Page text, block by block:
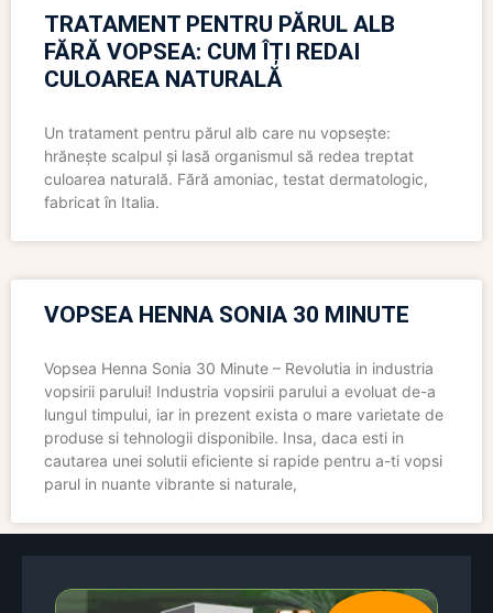
TRATAMENT PENTRU PĂRUL ALB
FĂRĂ VOPSEA: CUM ÎȚI REDAI
CULOAREA NATURALĂ
Un tratament pentru părul alb care nu vopsește:
hrănește scalpul și lasă organismul să redea treptat
culoarea naturală. Fără amoniac, testat dermatologic,
fabricat în Italia.
VOPSEA HENNA SONIA 30 MINUTE
Vopsea Henna Sonia 30 Minute – Revolutia in industria
vopsirii parului! Industria vopsirii parului a evoluat de-a
lungul timpului, iar in prezent exista o mare varietate de
produse si tehnologii disponibile. Insa, daca esti in
cautarea unei solutii eficiente si rapide pentru a-ti vopsi
parul in nuante vibrante si naturale,